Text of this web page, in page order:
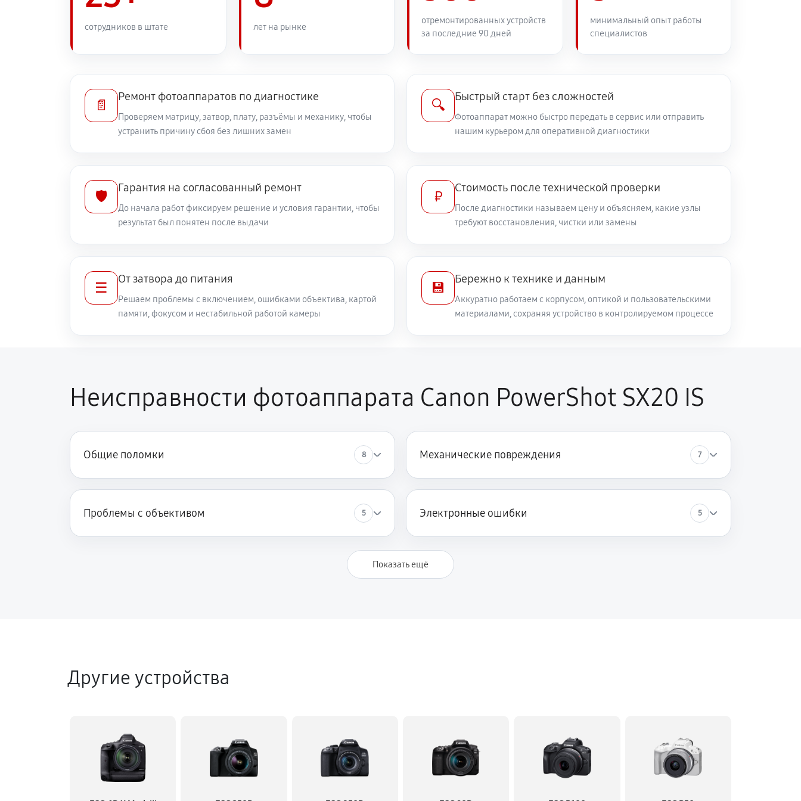
Замена линз фотоаппарата Canon PowerShot SX20 IS 60 минут
Замена диска управления 2420 руб 60 минут
Замена вспышки фотоаппарата Canon PowerShot SX20 IS 3510 руб 60 минут
Комплексная чистка фотоаппарата Canon PowerShot SX20 IS 4030 руб 60 минут Заказать
сотрудников в штате лет на рынке
отремонтированных устройств
за последние 90 дней
минимальный опыт работы
специалистов
📄
Ремонт фотоаппаратов по диагностике
Проверяем матрицу, затвор, плату, разъёмы и механику, чтобы
устранить причину сбоя без лишних замен
🔍
Быстрый старт без сложностей
Фотоаппарат можно быстро передать в сервис или отправить
нашим курьером для оперативной диагностики
🛡️
Гарантия на согласованный ремонт
До начала работ фиксируем решение и условия гарантии, чтобы
результат был понятен после выдачи
₽
Стоимость после технической проверки
После диагностики называем цену и объясняем, какие узлы
требуют восстановления, чистки или замены
☰
От затвора до питания
Решаем проблемы с включением, ошибками объектива, картой
памяти, фокусом и нестабильной работой камеры
💾
Бережно к технике и данным
Аккуратно работаем с корпусом, оптикой и пользовательскими
материалами, сохраняя устройство в контролируемом процессе
Неисправности фотоаппарата Canon PowerShot SX20 IS
Общие поломки 8 Механические повреждения 7
Проблемы с объективом 5 Электронные ошибки 5
Показать ещё
Другие устройства